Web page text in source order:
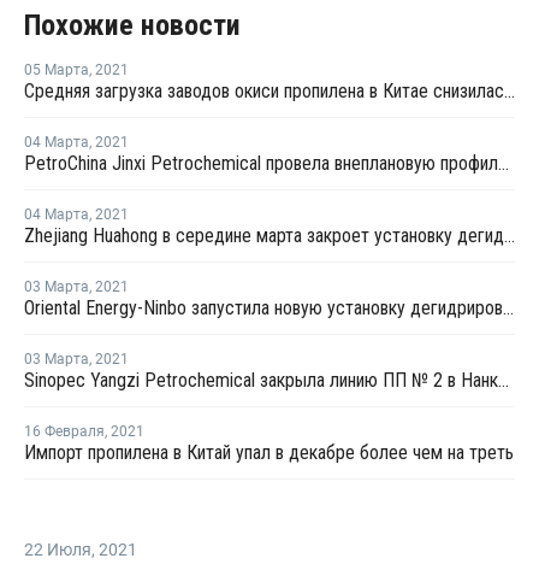
Похожие новости
05 Марта, 2021
Средняя загрузка заводов окиси пропилена в Китае снизилась в конце февраля на 2,3%
04 Марта, 2021
PetroChina Jinxi Petrochemical провела внеплановую профилактику на заводе ПП в Ляонине
04 Марта, 2021
Zhejiang Huahong в середине марта закроет установку дегидрирования пропана в Китае на плановый ремонт
03 Марта, 2021
Oriental Energy-Ninbo запустила новую установку дегидрирования пропана в Нинбо
03 Марта, 2021
Sinopec Yangzi Petrochemical закрыла линию ПП № 2 в Нанкине на плановый ремонт
16 Февраля, 2021
Импорт пропилена в Китай упал в декабре более чем на треть
22 Июля, 2021